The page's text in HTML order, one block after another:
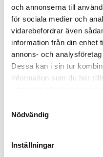
och annonserna till
för sociala medier och
vidarebefordrar även
information från din enhet
annons- och
Dessa kan i sin tur
information som du har
Nödvändig
Inställningar
KONTAKT
Skövde 4-hjulingar
Mogölsvägen 6
55475 Jönköping
036-3311631
www.4hjulingar.se
VARUMÄRKEN
Polaris
TJÄNSTER